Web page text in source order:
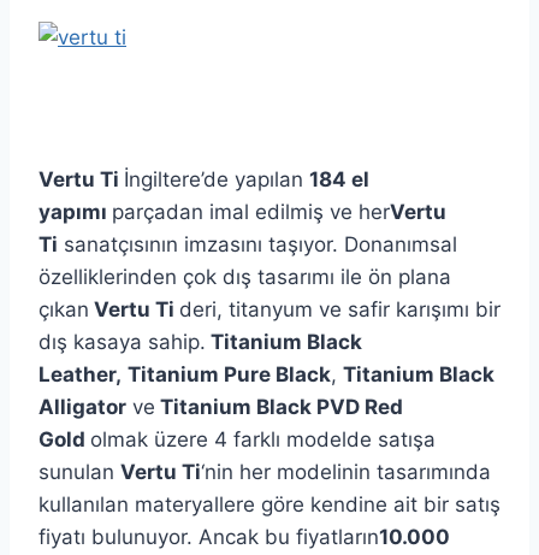
Vertu Ti İngiltere’de yapılan 184 el
yapımı parçadan imal edilmiş ve herVertu
Ti sanatçısının imzasını taşıyor. Donanımsal
özelliklerinden çok dış tasarımı ile ön plana
çıkan Vertu Ti deri, titanyum ve safir karışımı bir
dış kasaya sahip. Titanium Black
Leather, Titanium Pure Black, Titanium Black
Alligator ve Titanium Black PVD Red
Gold olmak üzere 4 farklı modelde satışa
sunulan Vertu Ti‘nin her modelinin tasarımında
kullanılan materyallere göre kendine ait bir satış
fiyatı bulunuyor. Ancak bu fiyatların10.000